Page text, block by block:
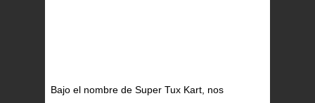
Bajo el nombre de Super Tux Kart, nos